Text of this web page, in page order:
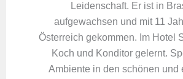
Leidenschaft. Er ist in
aufgewachsen und mit 11
Österreich gekommen. Im Hotel
Koch und Konditor gelernt.
Ambiente in den schönen und